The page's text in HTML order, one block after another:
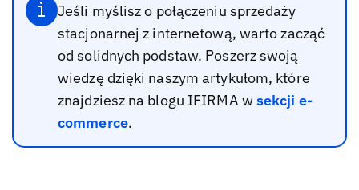
Jeśli myślisz o połączeniu sprzedaży
stacjonarnej z internetową, warto zacząć
od solidnych podstaw. Poszerz swoją
wiedzę dzięki naszym artykułom, które
znajdziesz na blogu IFIRMA wsekcji e-
commerce.